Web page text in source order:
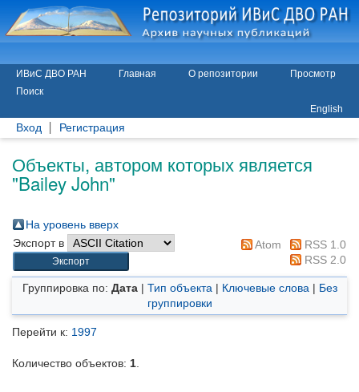
ИВиС ДВО РАН Главная О репозитории
Просмотр
Поиск
English
Вход Регистрация
Объекты, автором которых является
"Bailey John"
На уровень вверх
Экспорт в
Atom
RSS 1.0
RSS 2.0
Группировка по: Дата| Тип объекта | Ключевые слова | Без
группировки
Перейти к: 1997
Количество объектов: 1